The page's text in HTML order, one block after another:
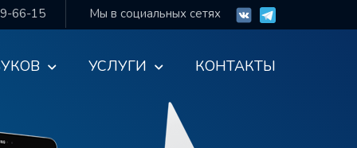
66-15 Мы в социальных сетях
УСЛУГИ КОНТАКТЫ